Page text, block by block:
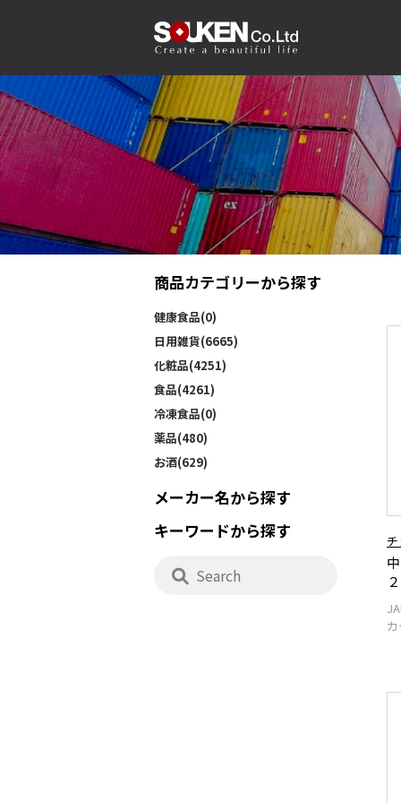
商品カテゴリーから探す
健康食品(0)
日用雑貨(6665)
化粧品(4251)
食品(4261)
冷凍食品(0)
薬品(480)
お酒(629)
メーカー名から探す
キーワードから探す
チ